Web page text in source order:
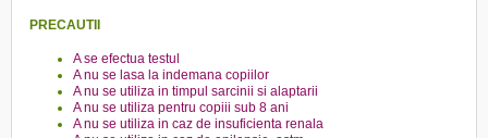
PRECAUTII
A se efectua testul
A nu se lasa la indemana copiilor
A nu se utiliza in timpul sarcinii si alaptarii
A nu se utiliza pentru copiii sub 8 ani
A nu se utiliza in caz de insuficienta renala